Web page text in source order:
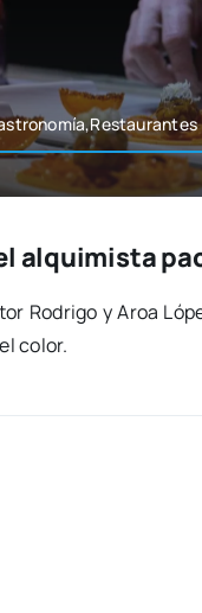
alquimista
Rodri­go y Aroa
color.